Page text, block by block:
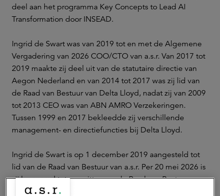
deel aan het programma Key Concepts to Lead AI
Transformation door INSEAD.
Ingrid de Swart was van 2019 tot en met de Algemene
Vergadering van 2026 COO/CTO van a.s.r. Van 2017 tot
2019 maakte zij deel uit van de statutaire directie van
Aegon Nederland en van 2014 tot 2017 was zij lid van
de Raad van Bestuur van Delta Lloyd, nadat zij van 2009
tot 2013 CEO was van ABN AMRO Verzekeringen.
Tussen 1999 en 2017 bekleedde zij verschillende
management- en directiefuncties bij Delta Lloyd.
Ingrid de Swart is op 1 december 2019 aangesteld tot
lid van de Raad van Bestuur van a.s.r. Per 20 mei 2026 is
zij benoemd tot voorzitter van de Raad van Bestuur.